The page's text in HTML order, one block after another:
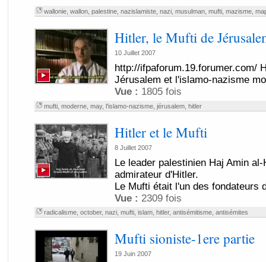
wallonie, wallon, palestine, nazislamiste, nazi, musulman, mufti, mazisme,
Hitler, le Mufti de
10 Juillet 2007
http://ifpaforum.19.forumer.com/
Jérusalem et l'islamo-nazisme
Vue : 1805 fois
mufti, moderne, may, l'islamo-nazisme, jérusalem, hitler
Hitler et le Mufti
8 Juillet 2007
Le leader palestinien Haj Amin
admirateur d'Hitler.
Le Mufti était l'un des fondateurs
Vue : 2309 fois
radicalisme, october, nazi, mufti, islam, hitler, antisémitisme, antisémites
Mufti sioniste-1ere partie
19 Juin 2007